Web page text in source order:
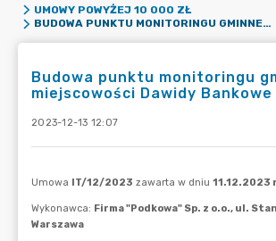
UMOWY POWYŻEJ 10 000 ZŁ
BUDOWA PUNKTU MONITORINGU GMINNEGO W MIEJSCOWOŚCI DAWIDY BANKOWE
Budowa punktu monitoringu
miejscowości Dawidy Bankowe
2023-12-13 12:07